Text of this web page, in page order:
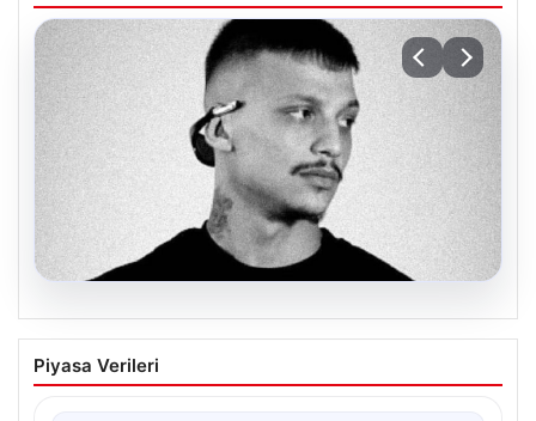
06.08.2026
Klibinde silah kullanan rapçi Yuşa
Keskin ile 3 şüpheli adli kontrol ile
Piyasa Verileri